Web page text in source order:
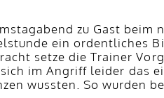
zu Gast
ein ordentliches
setze die Trainer
im Angriff leider das
wussten. So wurden